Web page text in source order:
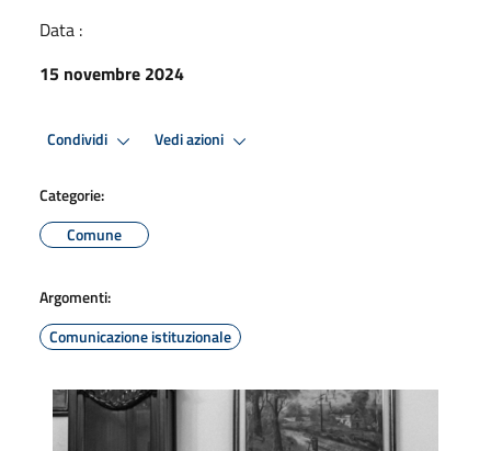
Data :
15 novembre 2024
Condividi Vedi azioni
Categorie:
Comune
Argomenti:
Comunicazione istituzionale